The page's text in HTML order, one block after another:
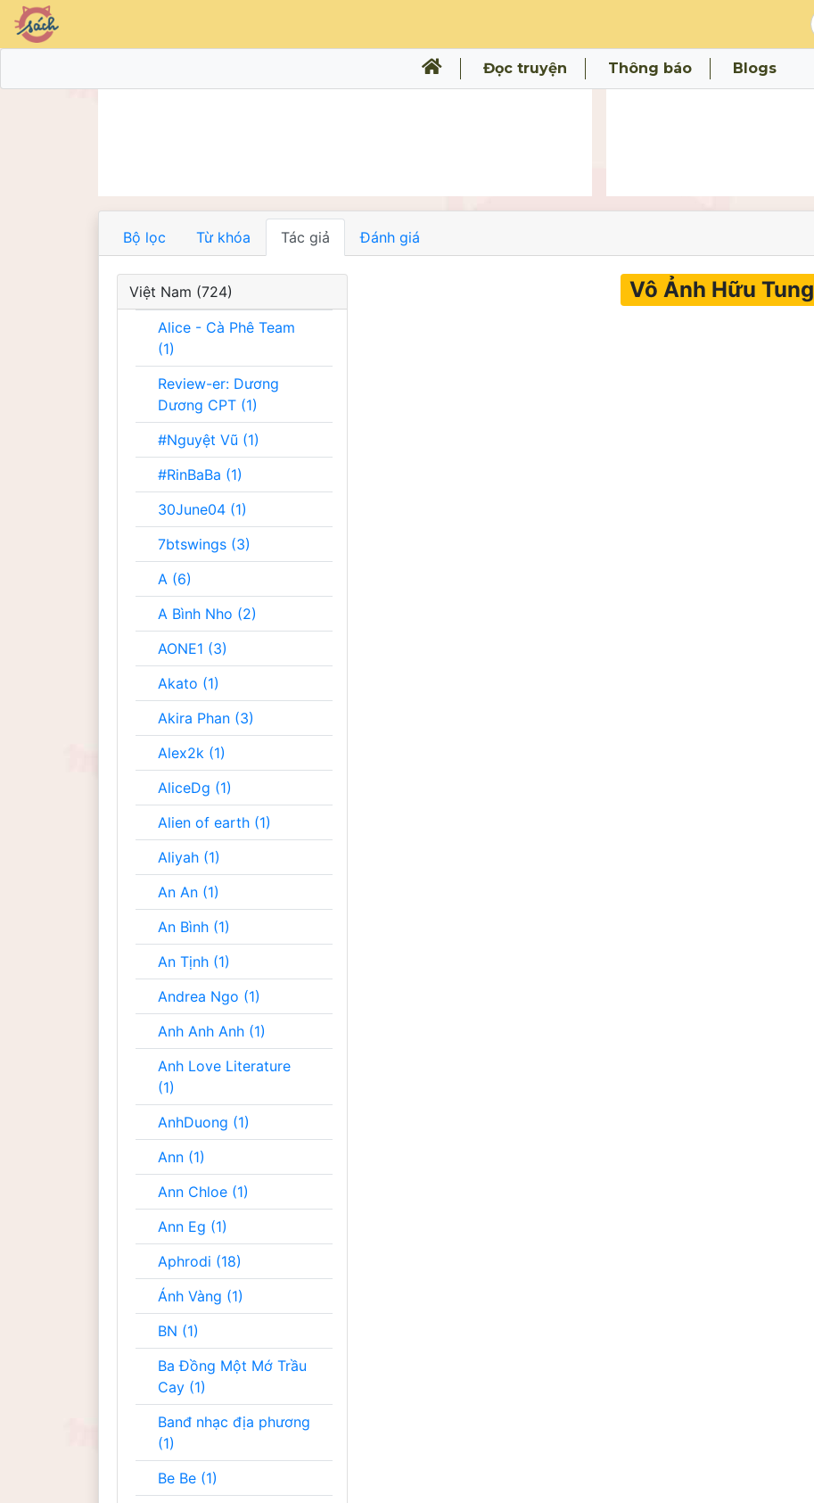
Đọc truyện Thông báo Blogs
Bộ lọc Từ khóa Tác giả Đánh giá
Việt Nam (724)
Alice - Cà Phê Team
(1)
Review-er: Dương
Dương CPT (1)
#Nguyệt Vũ (1)
#RinBaBa (1)
30June04 (1)
7btswings (3)
A (6)
A Bình Nho (2)
AONE1 (3)
Akato (1)
Akira Phan (3)
Alex2k (1)
AliceDg (1)
Alien of earth (1)
Aliyah (1)
An An (1)
An Bình (1)
An Tịnh (1)
Andrea Ngo (1)
Anh Anh Anh (1)
Anh Love Literature
(1)
AnhDuong (1)
Ann (1)
Ann Chloe (1)
Ann Eg (1)
Aphrodi (18)
Ánh Vàng (1)
BN (1)
Ba Đồng Một Mớ Trầu
Cay (1)
Banđ nhạc địa phương
(1)
Be Be (1)
Vô Ảnh Hữu Tung